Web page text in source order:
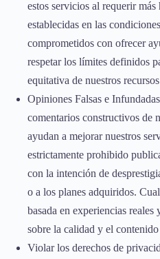
estos servicios al requerir más
establecidas en las
comprometidos con ofrecer
respetar los límites definidos
equitativa de nuestros
Opiniones Falsas e
comentarios constructivos de
ayudan a mejorar nuestros
estrictamente prohibido
con la intención de
o a los planes adquiridos.
basada en experiencias
sobre la calidad y el
Violar los derechos de